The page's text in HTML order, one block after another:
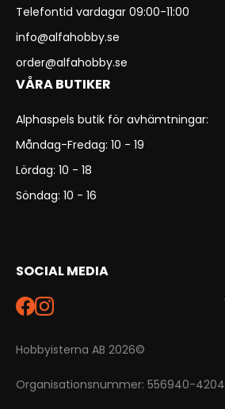
Telefontid vardagar 09:00-11:00
info@alfahobby.se
order@alfahobby.se
VÅRA BUTIKER
Alphaspels butik för avhämtningar:
Måndag-Fredag: 10 - 19
Lördag: 10 - 18
Söndag: 10 - 16
SOCIAL MEDIA
Hobbyisterna AB 2026©
Organisationsnummer: 556940-4204